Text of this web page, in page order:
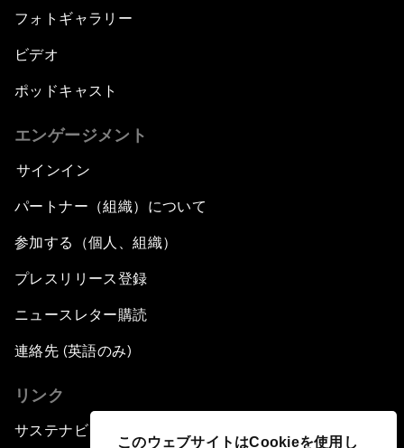
このウェブサイトはCookieを使用し
フォトギャラリー
ビデオ
ポッドキャスト
エンゲージメント
サインイン
パートナー（組織）について
参加する（個人、組織）
プレスリリース登録
ニュースレター購読
連絡先 (英語のみ)
リンク
サステナビリティへの取り組み